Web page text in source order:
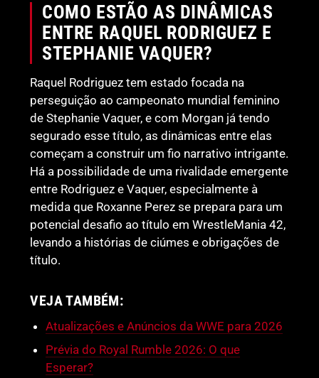
COMO ESTÃO AS DINÂMICAS
ENTRE RAQUEL RODRIGUEZ E
STEPHANIE VAQUER?
Raquel Rodriguez tem estado focada na
perseguição ao campeonato mundial feminino
de Stephanie Vaquer, e com Morgan já tendo
segurado esse título, as dinâmicas entre elas
começam a construir um fio narrativo intrigante.
Há a possibilidade de uma rivalidade emergente
entre Rodriguez e Vaquer, especialmente à
medida que Roxanne Perez se prepara para um
potencial desafio ao título em WrestleMania 42,
levando a histórias de ciúmes e obrigações de
título.
VEJA TAMBÉM:
Atualizações e Anúncios da WWE para 2026
Prévia do Royal Rumble 2026: O que
Esperar?